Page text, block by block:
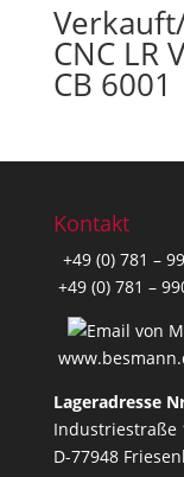
CNC LR
CB 6001
Kontakt
+49 (0) 781 –
+49 (0) 781 –
Lageradresse
Industriestraße
D-77948